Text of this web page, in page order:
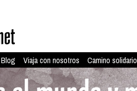
Blog Viaja con nosotros Camino solidario